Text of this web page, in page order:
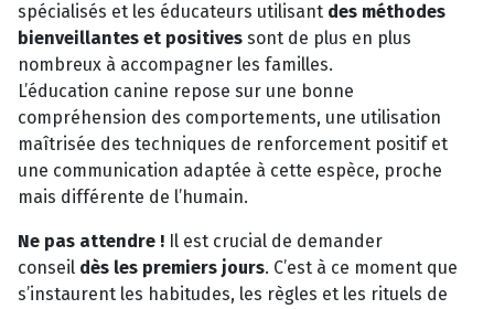
spécialisés et les éducateurs utilisant des méthodes
bienveillantes et positives sont de plus en plus
nombreux à accompagner les familles.
L’éducation canine repose sur une bonne
compréhension des comportements, une utilisation
maîtrisée des techniques de renforcement positif et
une communication adaptée à cette espèce, proche
mais différente de l’humain.
Ne pas attendre ! Il est crucial de demander
conseil dès les premiers jours. C’est à ce moment que
s’instaurent les habitudes, les règles et les rituels de